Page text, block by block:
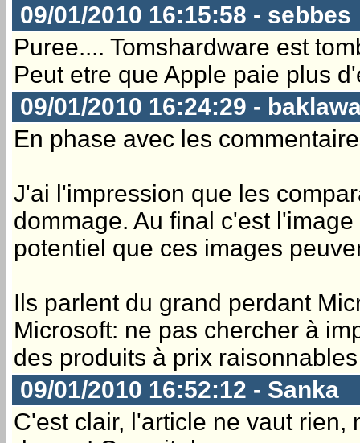
09/01/2010 16:15:58 - sebbes
Puree.... Tomshardware est
Peut etre que Apple paie plus
09/01/2010 16:24:29 -
En phase avec les
J'ai l'impression que les
dommage. Au final c'est
potentiel que ces images
Ils parlent du grand perdant
Microsoft: ne pas chercher à
des produits à prix
09/01/2010 16:52:12 - Sanka
C'est clair, l'article ne vaut